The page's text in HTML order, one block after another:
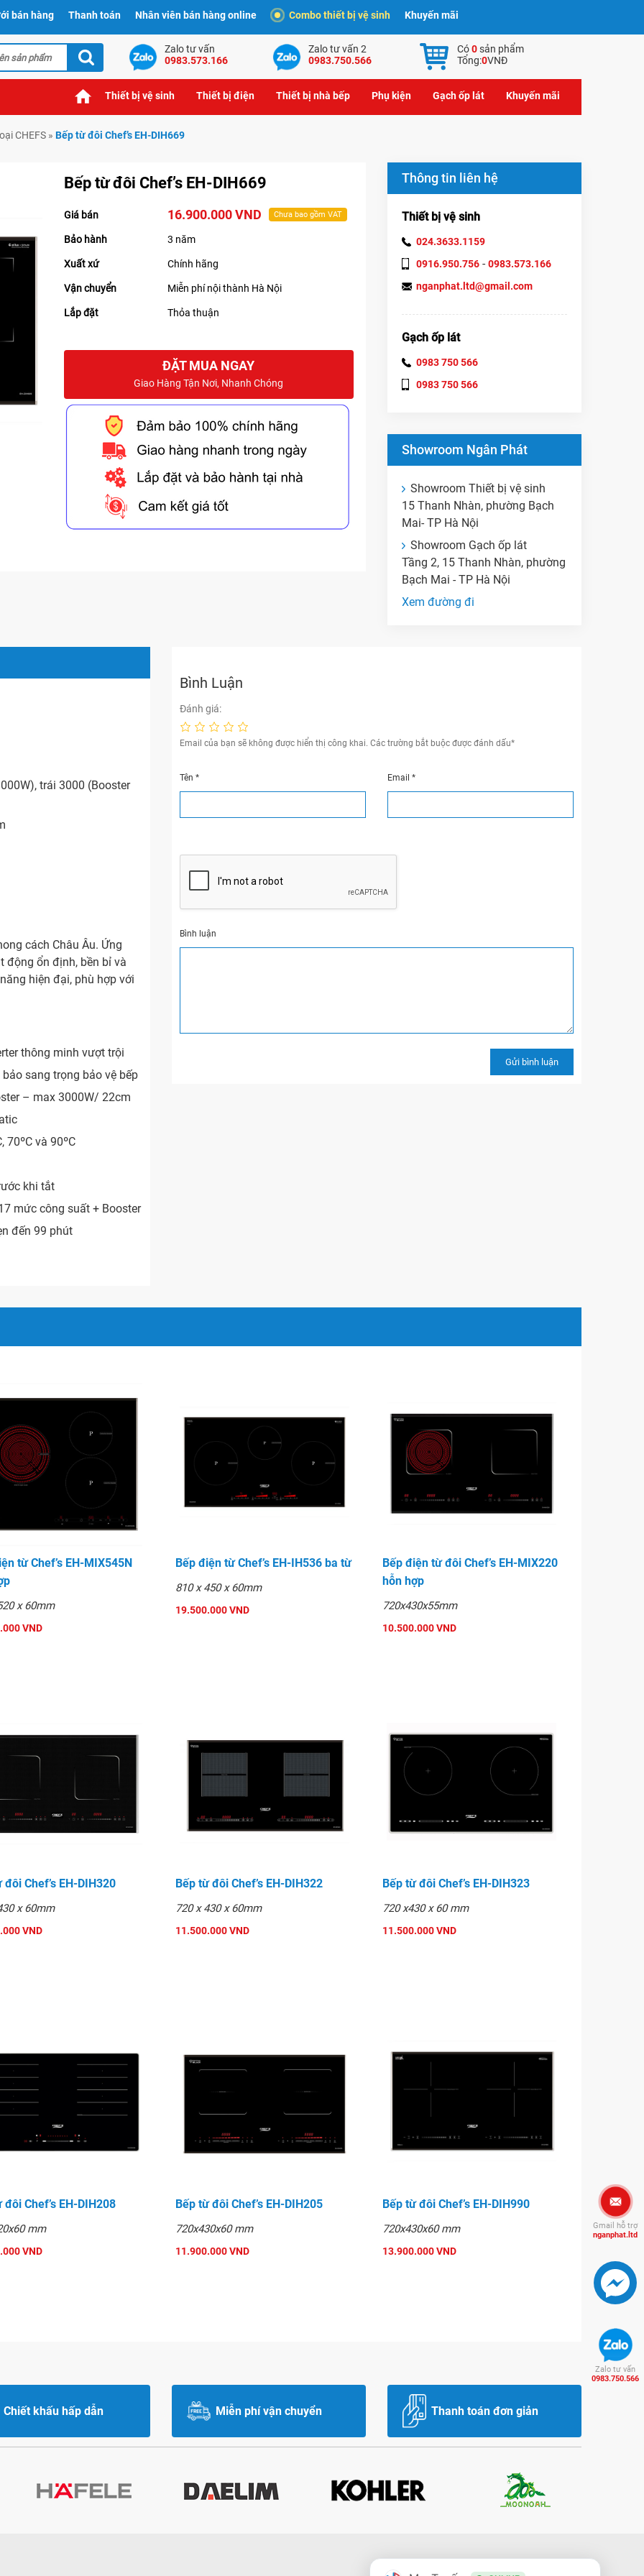
bán hàng Thanh toán Nhân viên bán hàng online Combo thiết bị vệ sinh Khuyến mãi
Zalo tư vấn
0983.573.166
Zalo tư vấn 2
0983.750.566
Có0sản phẩm
Tổng:0VNĐ
Thiết bị vệ sinh Thiết bị điện Thiết bị nhà bếp Phụ kiện Gạch ốp lát Khuyến mãi
CHEFS » Bếp từ đôi Chef’s EH-DIH669
Bếp từ đôi Chef’s EH-DIH669
Giá bán 16.900.000 VND Chưa bao gồm VAT
Bảo hành 3 năm
Xuất xứ Chính hãng
Vận chuyển Miễn phí nội thành Hà Nội
Lắp đặt Thỏa thuận
ĐẶT MUA NGAY
Giao Hàng Tận Nơi, Nhanh Chóng
Thông tin liên hệ
Thiết bị vệ sinh
024.3633.1159
0916.950.756 - 0983.573.166
nganphat.ltd@gmail.com
Gạch ốp lát
0983 750 566
0983 750 566
Showroom Ngân Phát
Showroom Thiết bị vệ sinh
15 Thanh Nhàn, phường Bạch
Mai- TP Hà Nội
Showroom Gạch ốp lát
Tầng 2, 15 Thanh Nhàn, phường
Bạch Mai - TP Hà Nội
Xem đường đi
trái 3000 (Booster
cách Châu Âu. Ứng
động ổn định, bền bỉ và
hiện đại, phù hợp với
thông minh vượt trội
sang trọng bảo vệ bếp
– max 3000W/ 22cm
70ºC và 90ºC
khi tắt
mức công suất + Booster
đến 99 phút
Bình Luận
Đánh giá:
Email của bạn sẽ không được hiển thị công khai. Các trường bắt buộc được đánh dấu*
Tên* Email *
Bình luận
từ Chef’s EH-MIX545N
x 60mm
VND
Bếp điện từ Chef’s EH-IH536 ba từ
810 x 450 x 60mm
19.500.000 VND
Bếp điện từ đôi Chef’s EH-MIX220
hỗn hợp
720x430x55mm
10.500.000 VND
đôi Chef’s EH-DIH320
x 60mm
VND
Bếp từ đôi Chef’s EH-DIH322
720 x 430 x 60mm
11.500.000 VND
Bếp từ đôi Chef’s EH-DIH323
720 x430 x 60 mm
11.500.000 VND
đôi Chef’s EH-DIH208
mm
VND
Bếp từ đôi Chef’s EH-DIH205
720x430x60 mm
11.900.000 VND
Bếp từ đôi Chef’s EH-DIH990
720x430x60 mm
13.900.000 VND
Chiết khấu hấp dẫn Miễn phí vận chuyển Thanh toán đơn giản
Gmail hỗ trợ
nganphat.ltd
Zalo tư vấn
0983.750.566